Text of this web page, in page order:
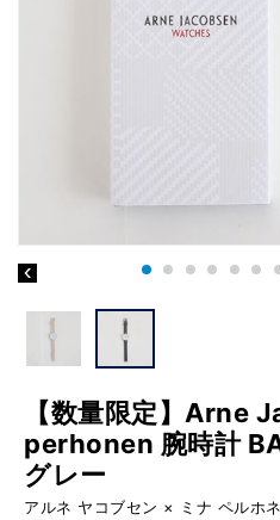
【数量限定】Arne
perhonen 腕時計
グレー
アルネ ヤコブセン × ミナ ペルホ